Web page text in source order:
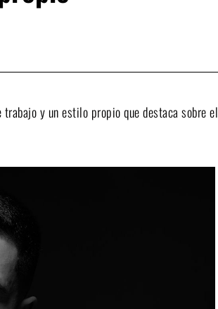
y un estilo propio que destaca sobre el